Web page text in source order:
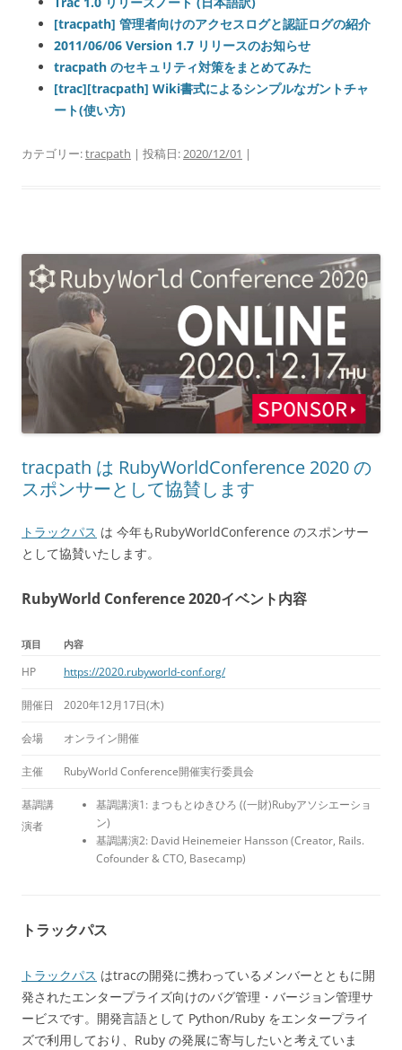
[tracpath] 管理者向けのアクセスログと認証ログの紹介
2011/06/06 Version 1.7 リリースのお知らせ
tracpath のセキュリティ対策をまとめてみた
[trac][tracpath] Wiki書式によるシンプルなガントチャ
ート(使い方)
カテゴリー:tracpath | 投稿日:2020/12/01 |
tracpath は RubyWorldConference 2020 の
スポンサーとして協賛します
トラックパス は 今年もRubyWorldConference のスポンサー
として協賛いたします。
RubyWorld Conference 2020イベント内容
項目 内容
HP https://2020.rubyworld-conf.org/
開催日 2020年12月17日(木)
会場 オンライン開催
主催 RubyWorld Conference開催実行委員会
基調講
演者
基調講演1: まつもとゆきひろ ((一財)Rubyアソシエーショ
ン)
基調講演2: David Heinemeier Hansson (Creator, Rails.
Cofounder & CTO, Basecamp)
トラックパス
トラックパス はtracの開発に携わっているメンバーとともに開
発されたエンタープライズ向けのバグ管理・バージョン管理サ
ービスです。開発言語として Python/Ruby をエンタープライ
ズで利用しており、Ruby の発展に寄与したいと考えていま